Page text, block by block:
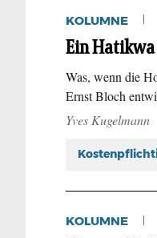
KOLUMNE
Ein
Was, wenn die
Ernst Bloch
Yves Kugelmann
KOLUMNE